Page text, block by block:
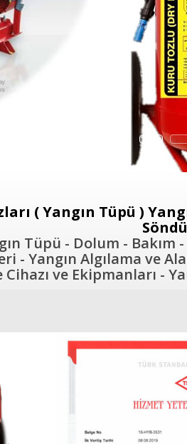
( Yangın Tüpü )
Tüpü - Dolum - Bakım
- Yangın Algılama ve
ve Ekipmanları -